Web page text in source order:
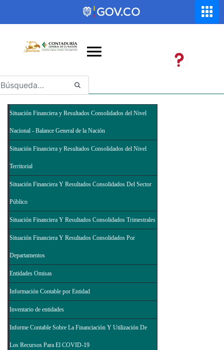
Saltar al contenido principal
Abrir menú de accesibilidad
Situación Financiera y Resultados Consolidados del Nivel
Nacional - Balance General de la Nación
Situación Financiera y Resultados Consolidados del Nivel
Territorial
Situación Financiera Y Resultados Consolidados Del Sector
Público
Situación Financiera Y Resultados Consolidados Trimestrales
Situación Financiera Y Resultados Consolidados Por
Departamentos
Entidades Omisas
Información Contable por Entidad
Inventario de entidades
Informe Contable Sobre La Financiación Y Utilización De
Los Recursos Para El COVID-19